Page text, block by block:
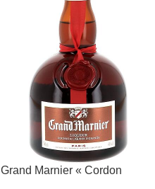
Grand Marnier « Cordon